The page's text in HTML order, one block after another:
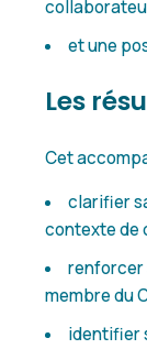
et une
Les
Cet
clarifier
contexte de
renforcer
membre du
identifier